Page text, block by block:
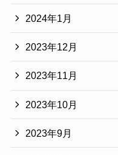
2024年1月
2023年12月
2023年11月
2023年10月
2023年9月